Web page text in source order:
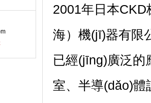
2001年日本
海）機(jī)器有限
已經(jīng)廣泛的應
室、半導(dǎo)